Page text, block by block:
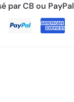
par CB ou PayPal